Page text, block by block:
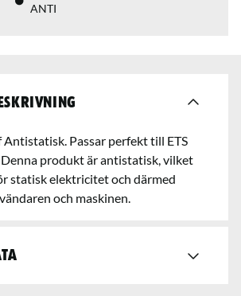
ANTI
Passar perfekt till ETS
produkt är antistatisk, vilket
statisk elektricitet och därmed
och maskinen.